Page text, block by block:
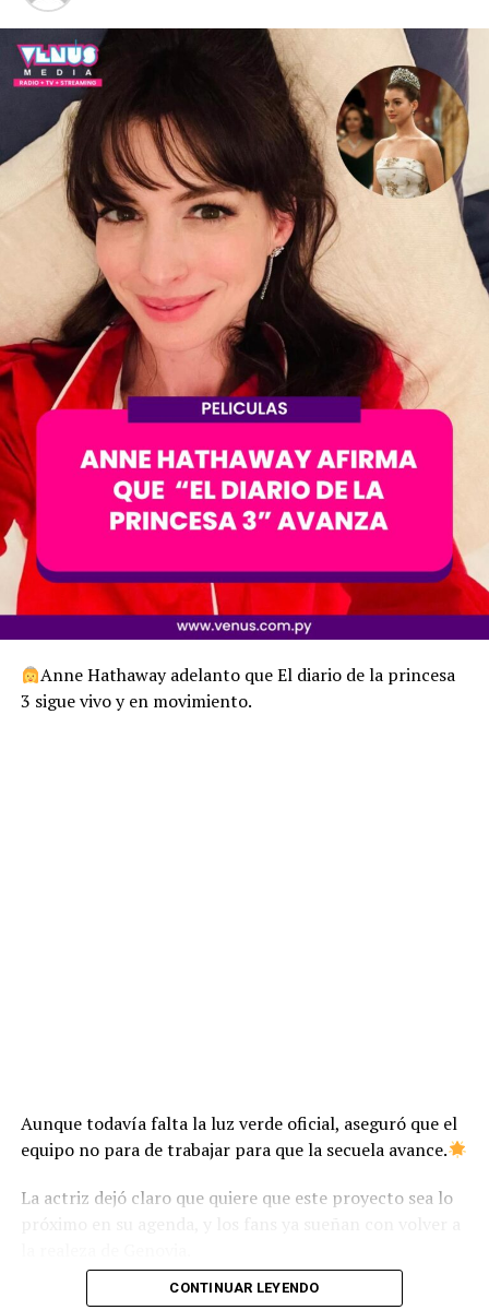
Anne Hathaway adelanto que El diario de la princesa
3 sigue vivo y en movimiento.
Aunque todavía falta la luz verde oficial, aseguró que el
equipo no para de trabajar para que la secuela avance.
La actriz dejó claro que quiere que este proyecto sea lo
CONTINUAR LEYENDO